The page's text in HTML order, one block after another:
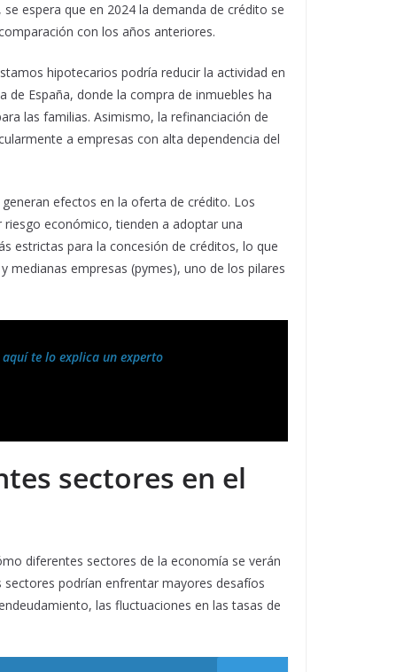
espera que en 2024 la demanda de crédito se
con los años anteriores.
hipotecarios podría reducir la actividad en
España, donde la compra de inmuebles ha
las familias. Asimismo, la refinanciación de
a empresas con alta dependencia del
efectos en la oferta de crédito. Los
económico, tienden a adoptar una
estrictas para la concesión de créditos, lo que
medianas empresas (pymes), uno de los pilares
aquí te lo explica un experto
sectores en el
diferentes sectores de la economía se verán
sectores podrían enfrentar mayores desafíos
las fluctuaciones en las tasas de